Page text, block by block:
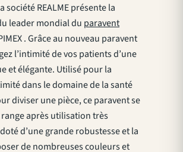
société REALME présente la
leader mondial du paravent
. Grâce au nouveau paravent
l’intimité de vos patients d’une
et élégante. Utilisé pour la
dans le domaine de la santé
diviser une pièce, ce paravent se
range après utilisation très
d’une grande robustesse et la
de nombreuses couleurs et